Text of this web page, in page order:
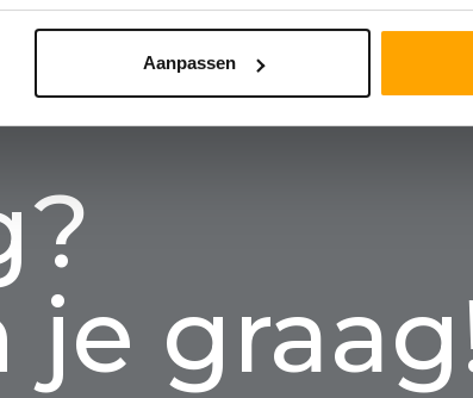
Aanpassen
je